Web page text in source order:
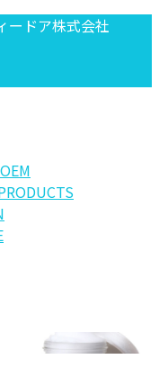
ードア株式会社